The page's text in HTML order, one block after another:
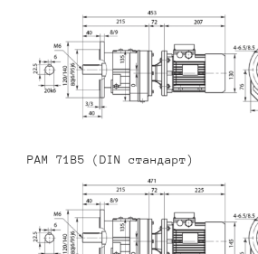
PAM 71B5 (DIN стандарт)